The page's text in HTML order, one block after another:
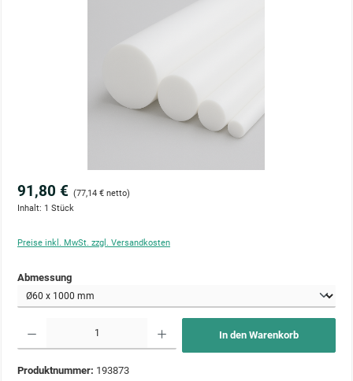
91,80 € (77,14 € netto)
Inhalt: 1 Stück
Preise inkl. MwSt. zzgl. Versandkosten
Abmessungauswählen
In den Warenkorb
Produktnummer: 193873